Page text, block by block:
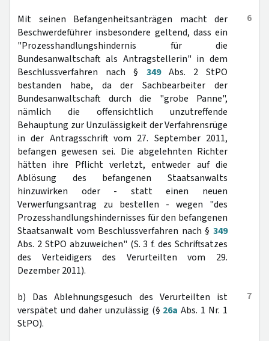
6
Mit seinen Befangenheitsanträgen macht der
Beschwerdeführer insbesondere geltend, dass ein
"Prozesshandlungshindernis für die
Bundesanwaltschaft als Antragstellerin" in dem
Beschlussverfahren nach § 349Abs. 2 StPO
bestanden habe, da der Sachbearbeiter der
Bundesanwaltschaft durch die "grobe Panne",
nämlich die offensichtlich unzutreffende
Behauptung zur Unzulässigkeit der Verfahrensrüge
in der Antragsschrift vom 27. September 2011,
befangen gewesen sei. Die abgelehnten Richter
hätten ihre Pflicht verletzt, entweder auf die
Ablösung des befangenen Staatsanwalts
hinzuwirken oder - statt einen neuen
Verwerfungsantrag zu bestellen - wegen "des
Prozesshandlungshindernisses für den befangenen
Staatsanwalt vom Beschlussverfahren nach § 349
Abs. 2 StPO abzuweichen" (S. 3 f. des Schriftsatzes
des Verteidigers des Verurteilten vom 29.
Dezember 2011).
7
b) Das Ablehnungsgesuch des Verurteilten ist
verspätet und daher unzulässig (§ 26a Abs. 1 Nr. 1
StPO).